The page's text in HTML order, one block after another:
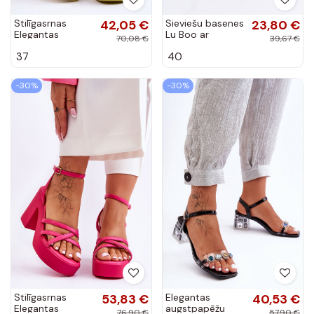
Stilīgasrnas
Elegantas
sandales ar
Shemira
42,05 €
70,08 €
37
Sieviešu basenes
Lu Boo ar
kažokādas rakstu
Fall In Love
23,80 €
39,67 €
40
-30%
Stilīgasrnas
Elegantas
53,83 €
-30%
Elegantas
augstpapēžu
40,53 €